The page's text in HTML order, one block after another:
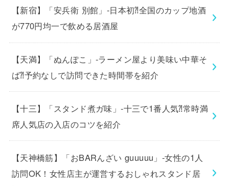
【新宿】「安兵衛 別館」-日本初⁈全国のカップ地酒
が770円均一で飲める居酒屋
【天満】「ぬんぽこ」-ラーメン屋より美味い中華そ
ば⁈予約なしで訪問できた時間帯を紹介
【十三】「スタンド煮ガ味」-十三で1番人気⁈常時満
席人気店の入店のコツを紹介
【天神橋筋】「おBARんざい guuuuu」-女性の1人
訪問OK！女性店主が運営するおしゃれスタンド居